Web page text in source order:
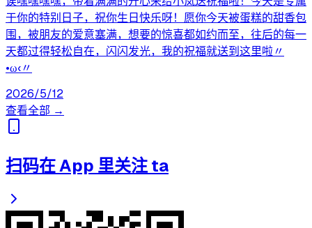
于你的特别日子，祝你生日快乐呀！愿你今天被蛋糕的甜香包
围，被朋友的爱意塞满，想要的惊喜都如约而至，往后的每一
天都过得轻松自在，闪闪发光，我的祝福就送到这里啦〃
•ω‹〃
2026/5/12
查看全部 →
扫码在 App 里关注 ta